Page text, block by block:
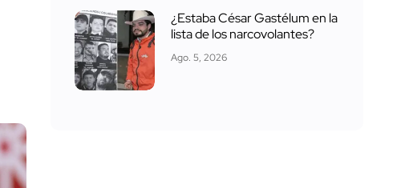
¿Estaba César Gastélum en la
lista de los narcovolantes?
Ago. 5, 2026